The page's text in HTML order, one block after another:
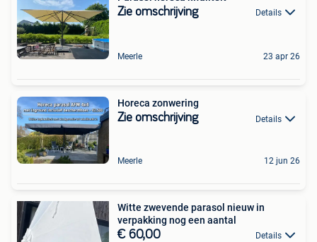
Zie omschrijving Details
Meerle 23 apr 26
Horeca zonwering
Zie omschrijving Details
Meerle 12 jun 26
Witte zwevende parasol nieuw in
verpakking nog een aantal
€ 60,00 Details